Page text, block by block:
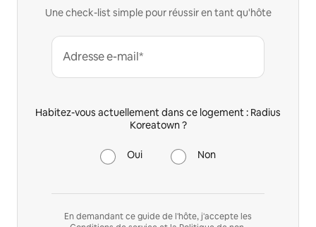
Une check-list simple pour réussir en tant qu'hôte
Adresse e-mail*
Habitez-vous actuellement dans ce logement : Radius
Koreatown ?
Oui Non
En demandant ce guide de l'hôte, j'accepte les